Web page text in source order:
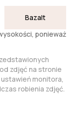
Bazalt
ponieważ
zdjęć na stronie
monitora,
robienia zdjęć.